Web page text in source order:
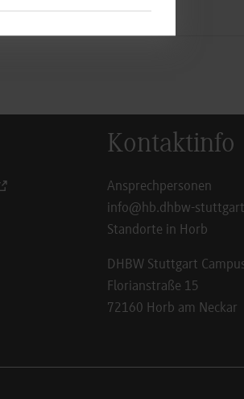
Kontaktinfo
Ansprechpersonen
info@hb.dhbw-
Standorte in Horb
DHBW Stuttgart
Florianstraße 15
72160 Horb am Neckar